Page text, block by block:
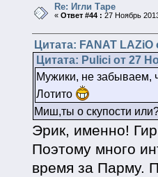
Re: Игли Таре
«Ответ #44 : 27 Ноябрь
Цитата: FANAT LAZiO
Цитата: Pulici от 27
Мужики, не забываем,
Лотито
Миш,ты о скупости
Эрик, именно!
Поэтому много
время за Парму.